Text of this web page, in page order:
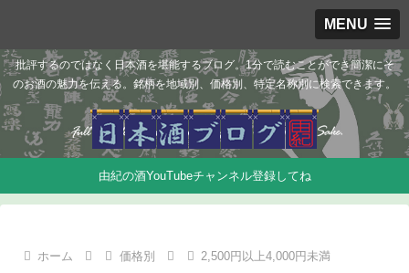
MENU
批評するのではなく日本酒を堪能するブログ。1分で読むことができ簡潔にそ
のお酒の魅力を伝える。銘柄を地域別、価格別、特定名称別に検索できます。
由紀の酒YouTubeチャンネル登録してね
ホーム 価格別 2,500円以上4,000円未満